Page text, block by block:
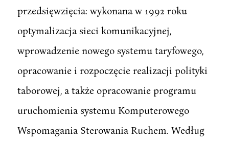
przedsięwzięcia: wykonana w 1992 roku
optymalizacja sieci komunikacyjnej,
wprowadzenie nowego systemu taryfowego,
opracowanie i rozpoczęcie realizacji polityki
taborowej, a także opracowanie programu
uruchomienia systemu Komputerowego
Wspomagania Sterowania Ruchem. Według